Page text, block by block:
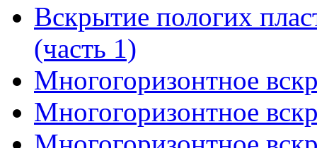
Вскрытие пологих
(часть 1)
Многогоризонтное
Многогоризонтное